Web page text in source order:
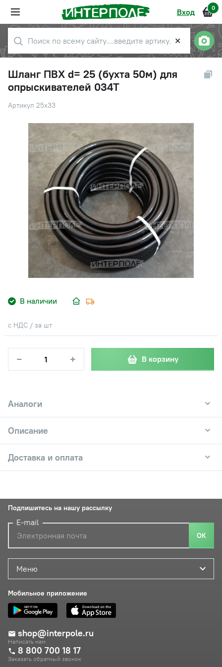
Вход 0
✕
Шланг ПВХ d= 25 (бухта 50м) для
опрыскивателей 034T
Артикул 25х33
В наличии
с НДС / за шт
− + В корзину
Аналоги
Описание
Доставка и оплата
Меню
Мобильное приложение
shop@interpole.ru
Написать нам
8 800 700 18 17
Заказать обратный звонок
Подпишитесь на нашу рассылку
E-mail
ОК